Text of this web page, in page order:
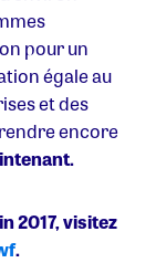
pour un
égale au
et des
encore
2017, visitez
.